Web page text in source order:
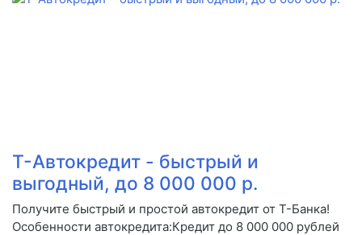
Т-Автокредит - быстрый и
выгодный, до 8 000 000 р.
Получите быстрый и простой автокредит от Т-Банка!
Особенности автокредита:Кредит до 8 000 000 рублей